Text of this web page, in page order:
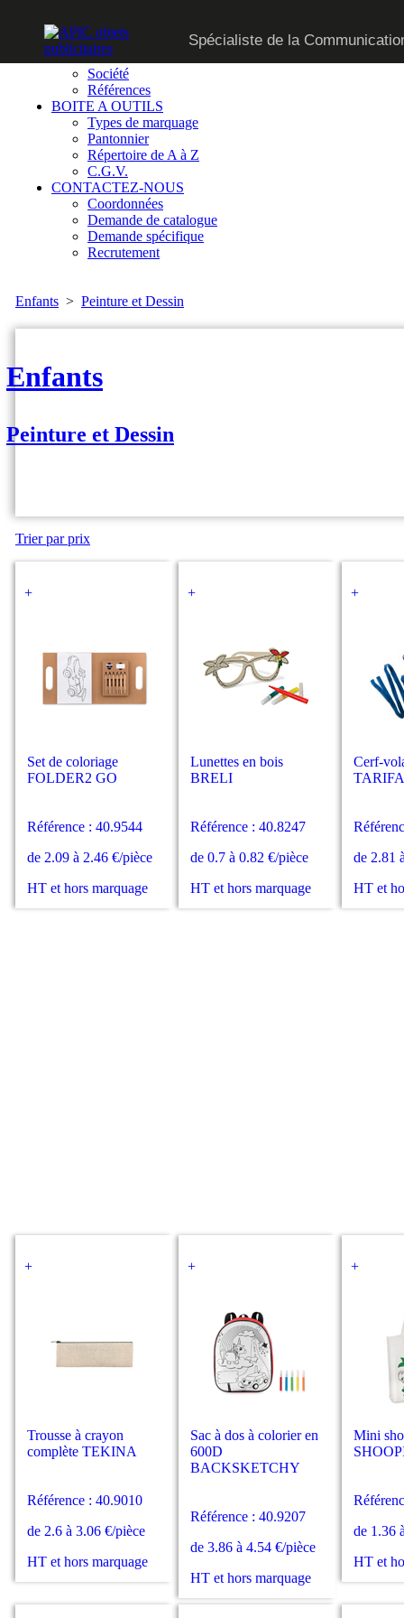
Spécialiste de la
CATALOGUE
SUR MESURE
QUI SOMMES-NOUS
Société
Références
BOITE A OUTILS
Types de marquage
Pantonnier
Répertoire de A à Z
C.G.V.
CONTACTEZ-NOUS
Coordonnées
Demande de catalogue
Demande spécifique
Recrutement
Enfants > Peinture et Dessin
Enfants
Peinture et Dessin
Trier par prix
+
Set de coloriage
FOLDER2 GO
Référence : 40.9544
de 2.09 à 2.46 €/pièce
HT et hors marquage
+
Lunettes en bois
BRELI
Référence : 40.8247
de 0.7 à 0.82 €/pièce
HT et hors marquage
+
Cerf-
TARIFA
de 2.81
HT et
+
Trousse à crayon
complète TEKINA
Référence : 40.9010
de 2.6 à 3.06 €/pièce
HT et hors marquage
+
Sac à dos à colorier en
600D
BACKSKETCHY
Référence : 40.9207
de 3.86 à 4.54 €/pièce
HT et hors marquage
+
Mini
de 1.36
HT et